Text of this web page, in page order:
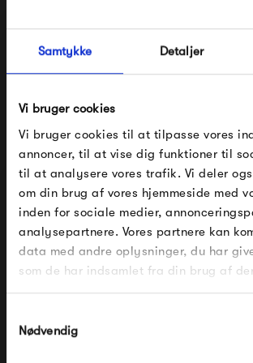
Samtykke Detaljer
Vi bruger cookies
Vi bruger cookies til at tilpasse vores
annoncer, til at vise dig funktioner til
til at analysere vores trafik. Vi deler
om din brug af vores hjemmeside med
inden for sociale medier,
analysepartnere. Vores partnere kan
data med andre oplysninger, du har
som de har indsamlet fra din brug af
Nødvendig
skulpturelle lamper, som vil følge dig, og
Produkter fra samme
FÅ 10% PÅ DIN NÆSTE
Indtast din e-mail, så sender vi
mail. Minimumsbeløb er 499 kr. for at
rabatten.
Gælder ikke på produkter fra Fermob,